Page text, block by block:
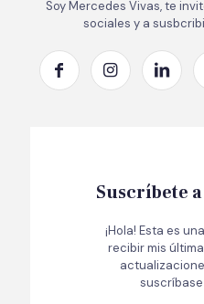
Soy Mercedes Vivas, te
sociales y a
Suscríbete
¡Hola! Esta es
recibir mis